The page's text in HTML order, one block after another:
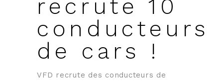
recrute 10
conducteurs
de cars !
VFD recrute des conducteurs de